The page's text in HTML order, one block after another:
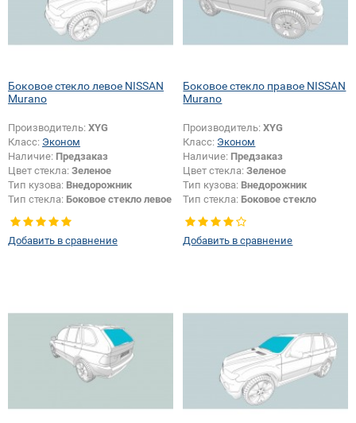
Боковое стекло левое NISSAN
Murano
Производитель: XYG
Класс: Эконом
Наличие: Предзаказ
Цвет стекла: Зеленое
Тип кузова: Внедорожник
Тип стекла: Боковое стекло левое
Добавить в сравнение
Боковое стекло правое NISSAN
Murano
Производитель:XYG
Класс: Эконом
Наличие: Предзаказ
Цвет стекла:Зеленое
Тип кузова: Внедорожник
Тип стекла: Боковое стекло
правое
Добавить в сравнение